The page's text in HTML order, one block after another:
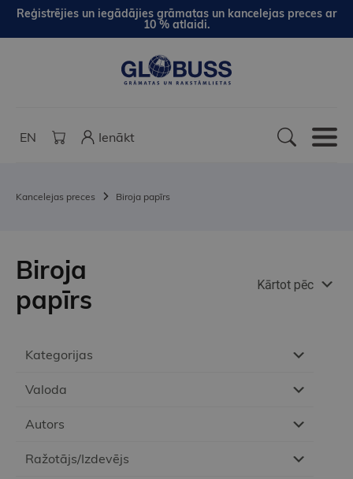
Reģistrējies un iegādājies grāmatas un kancelejas preces ar
10 % atlaidi.
EN Ienākt
Kancelejas preces Biroja papīrs
Kategorijas
Valoda
Autors
Ražotājs/Izdevējs
Biroja
papīrs
Kārtot pēc